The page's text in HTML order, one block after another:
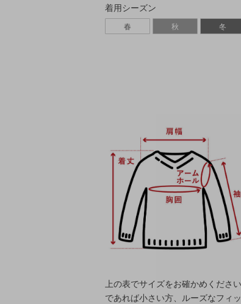
着用シーズン
春 秋 冬
上の表でサイズをお確かめくださ
であれば小さい方、ルーズなフィ